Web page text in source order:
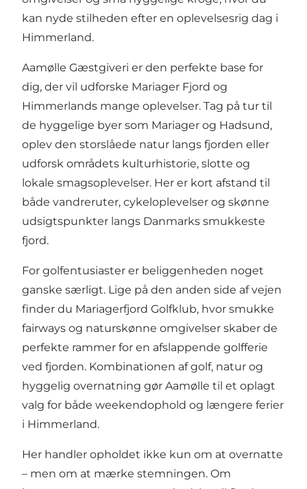
kan nyde stilheden efter en oplevelsesrig dag i
Himmerland.
Aamølle Gæstgiveri er den perfekte base for
dig, der vil udforske Mariager Fjord og
Himmerlands mange oplevelser. Tag på tur til
de hyggelige byer som Mariager og Hadsund,
oplev den storslåede natur langs fjorden eller
udforsk områdets kulturhistorie, slotte og
lokale smagsoplevelser. Her er kort afstand til
både vandreruter, cykeloplevelser og skønne
udsigtspunkter langs Danmarks smukkeste
fjord.
For golfentusiaster er beliggenheden noget
ganske særligt. Lige på den anden side af vejen
finder du Mariagerfjord Golfklub, hvor smukke
fairways og naturskønne omgivelser skaber de
perfekte rammer for en afslappende golfferie
ved fjorden. Kombinationen af golf, natur og
hyggelig overnatning gør Aamølle til et oplagt
valg for både weekendophold og længere ferier
i Himmerland.
Her handler opholdet ikke kun om at overnatte
– men om at mærke stemningen. Om